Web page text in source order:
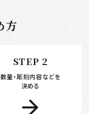
方
STEP 2
数量・彫刻内容などを
決める
arrow_forward